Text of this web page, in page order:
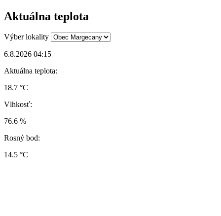
Aktuálna teplota
Výber lokality
6.8.2026 04:15
Aktuálna teplota:
18.7 °C
Vlhkosť:
76.6 %
Rosný bod:
14.5 °C